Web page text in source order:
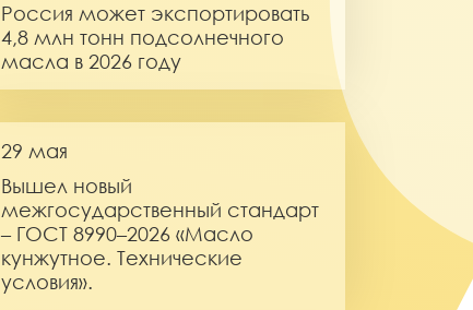
Россия может экспортировать
4,8 млн тонн подсолнечного
масла в 2026 году
29 мая
Вышел новый
межгосударственный стандарт
– ГОСТ 8990–2026 «Масло
кунжутное. Технические
условия».